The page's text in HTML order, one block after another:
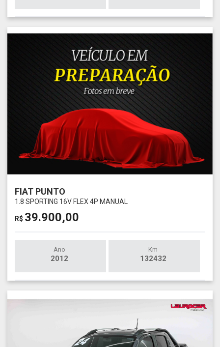
FIAT PUNTO
1.8 SPORTING 16V FLEX 4P MANUAL
R$ 39.900,00
Ano
2012
Km
132432